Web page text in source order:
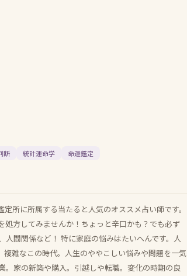
断 統計運命学 命運鑑定
に所属する当たると人気のオススメ占い師です。
処方してみませんか！ちょっと辛口かも？でも必ず
間関係など！ 特に家庭の悩みはたいへんです。人
雑なこの時代。人生のややこしい悩みや問題を一気
。家の新築や購入。引越しや転職。変化の時期の良